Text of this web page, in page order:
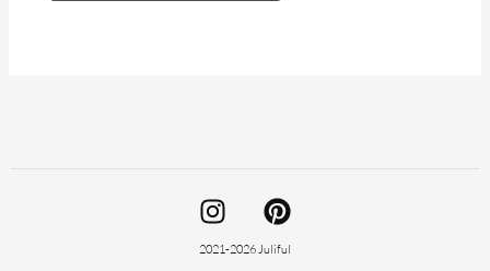
I
n
s
P
i
n
2021-2026 Juliful